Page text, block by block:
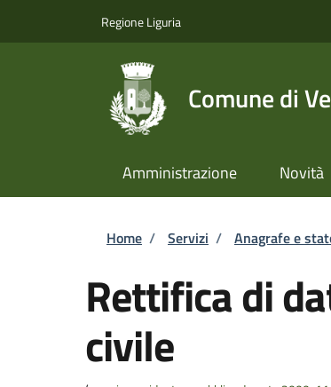
Regione Liguria
Comune di
Amministrazione Novità
Briciole di
Home / Servizi / Anagrafe e
Rettifica di
civile